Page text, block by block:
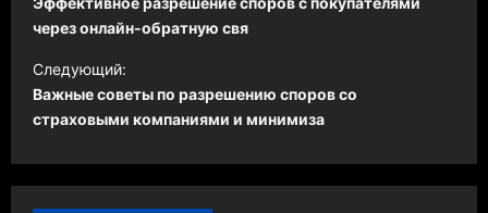
в
и
г
а
ц
через онлайн-обратную свя
Следующий:
Важные советы по разрешению споров со
страховыми компаниями и минимиза